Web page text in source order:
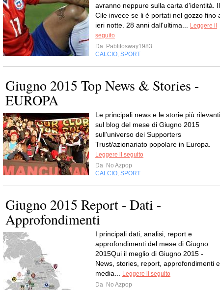
avranno neppure sulla carta d'identità. Il
Cile invece se li è portati nel gozzo fino
ieri notte. 28 anni dall'ultima...
Leggere il
seguito
Da Pablitosway1983
CALCIO SPORT
Giugno 2015 Top News & Stories -
EUROPA
Le principali news e le storie più rilevanti
sul blog del mese di Giugno 2015
sull'universo dei Supporters
Trust/azionariato popolare in Europa.
Leggere il seguito
Da No Azpop
CALCIO SPORT
Giugno 2015 Report - Dati -
Approfondimenti
I principali dati, analisi, report e
approfondimenti del mese di Giugno
2015Qui il meglio di Giugno 2015 -
News, stories, report, approfondimenti e
media...
Leggere il seguito
Da No Azpop